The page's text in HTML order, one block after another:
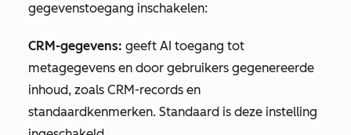
gegevenstoegang inschakelen:
CRM-gegevens: geeft AI toegang tot
metagegevens en door gebruikers gegenereerde
inhoud, zoals CRM-records en
standaardkenmerken. Standaard is deze instelling